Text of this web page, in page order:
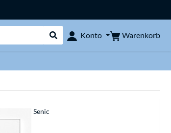
Suche durchführen
Konto Warenkorb
Senic